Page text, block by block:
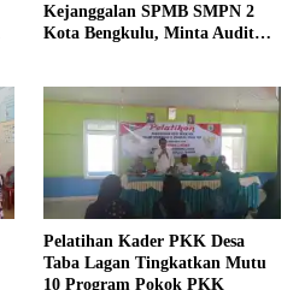
Kejanggalan SPMB SMPN 2
Kota Bengkulu, Minta Audit
Pelatihan Kader PKK Desa
Taba Lagan Tingkatkan Mutu
10 Program Pokok PKK